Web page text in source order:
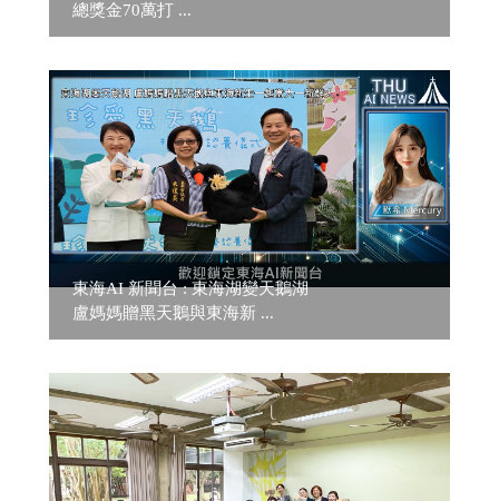
總獎金70萬打 ...
東海AI 新聞台 : 東海湖變天鵝湖
盧媽媽贈黑天鵝與東海新 ...